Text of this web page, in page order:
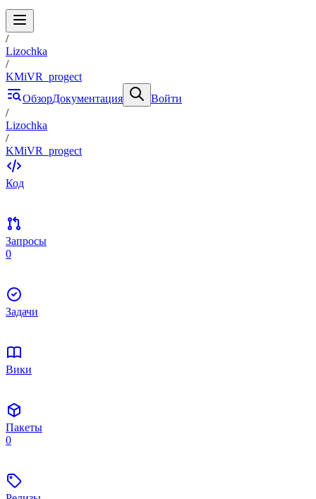
/
Lizochka
/
KMiVR_progect
ОбзорДокументация
Войти
/
Lizochka
/
KMiVR_progect
Код
Запросы
0
Задачи
Вики
Пакеты
0